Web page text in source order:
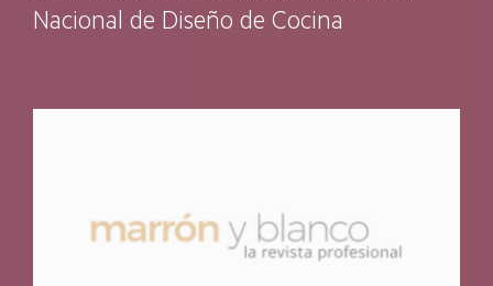
AEG lanza la II Edición del Concurso